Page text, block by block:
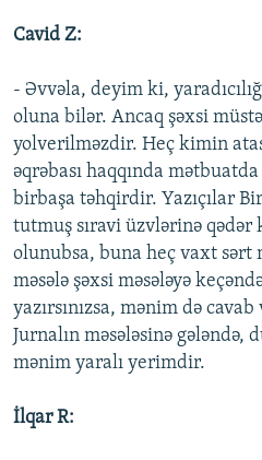
Cavid Z:
- Əvvəla, deyim ki,
oluna bilər. Ancaq şəxsi
yolverilməzdir. Heç kimin
əqrəbası haqqında
birbaşa təhqirdir. Yazıçılar
tutmuş sıravi üzvlərinə qədər
olunubsa, buna heç vaxt sərt
məsələ şəxsi məsələyə
yazırsınızsa, mənim də
Jurnalın məsələsinə gələndə,
mənim yaralı yerimdir.
İlqar R: